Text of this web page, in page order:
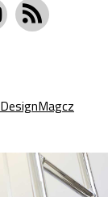
DesignMagcz